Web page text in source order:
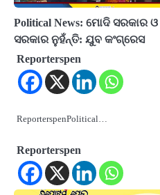
Political News: ମୋଦି ସରକାର
ସରକାର ନୁହଁନ୍ତି: ଯୁବ କଂଗ୍ରେସ
Reporterspen
ReporterspenPolitical…
Reporterspen